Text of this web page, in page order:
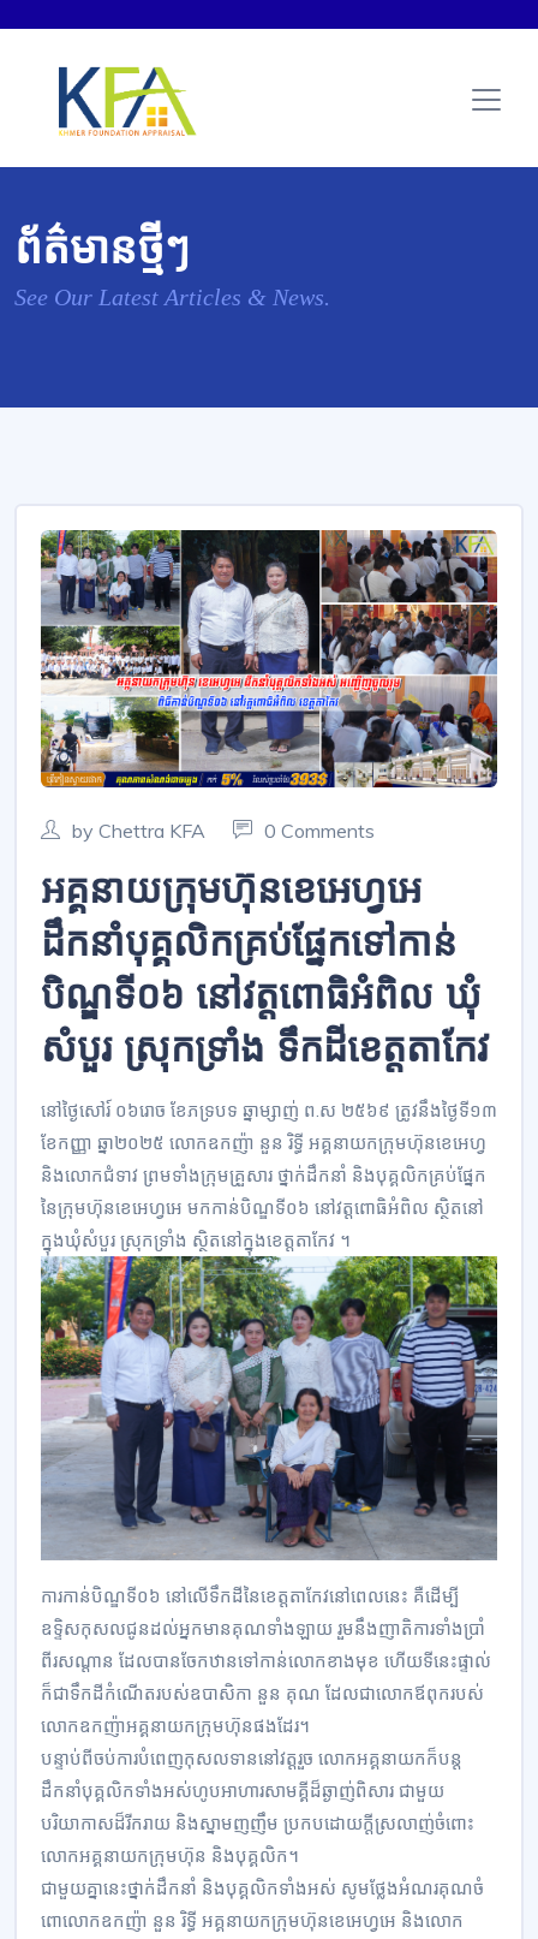
ព័ត៌មានថ្មីៗ
See Our Latest Articles & News.
by Chettra KFA 0 Comments
អគ្គនាយក្រុមហ៊ុនខេអេហ្វអេ
ដឹកនាំបុគ្គលិកគ្រប់ផ្នែកទៅកាន់
បិណ្ឌទី០៦ នៅវត្តពោធិអំពិល ឃុំ
សំបួរ ស្រុកទ្រាំង ទឹកដីខេត្តតាកែវ
នៅថ្ងៃសៅរ៍ ០៦រោច ខែភទ្របទ ឆ្នាម្សាញ់ ព.ស ២៥៦៩ ត្រូវនឹងថ្ងៃទី១៣
ខែកញ្ញា ឆ្នា២០២៥ លោកឧកញ៉ា នួន រិទ្ធី អគ្គនាយកក្រុមហ៊ុនខេអេហ្វ
និងលោកជំទាវ ព្រមទាំងក្រុមគ្រួសារ ថ្នាក់ដឹកនាំ និងបុគ្គលិកគ្រប់ផ្នែក
នៃក្រុមហ៊ុនខេអេហ្វអេ មកកាន់បិណ្ឌទី០៦ នៅវត្តពោធិអំពិល ស្ថិតនៅ
ក្នុងឃុំសំបួរ ស្រុកទ្រាំង ស្ថិតនៅក្នុងខេត្តតាកែវ ។
ការកាន់បិណ្ឌទី០៦ នៅលើទឹកដីនៃខេត្តតាកែវនៅពេលនេះ គឺដើម្បី
ឧទ្ទិសកុសលជូនដល់អ្នកមានគុណទាំងឡាយ រួមនឹងញាតិការទាំងប្រាំ
ពីរសណ្តាន ដែលបានចែកឋានទៅកាន់លោកខាងមុខ ហើយទីនេះផ្ទាល់
ក៏ជាទឹកដីកំណើតរបស់ឧបាសិកា នួន គុណ ដែលជាលោកឪពុករបស់
លោកឧកញ៉ាអគ្គនាយកក្រុមហ៊ុនផងដែរ។
បន្ទាប់ពីចប់ការបំពេញកុសលទាននៅវត្តរួច លោកអគ្គនាយកក៏បន្ត
ដឹកនាំបុគ្គលិកទាំងអស់ហូបអាហារសាមគ្គីដ៏ឆ្ងាញ់ពិសារ ជាមួយ
បរិយាកាសដ៏រីករាយ និងស្នាមញញឹម ប្រកបដោយក្តីស្រលាញ់ចំពោះ
លោកអគ្គនាយកក្រុមហ៊ុន និងបុគ្គលិក។
ជាមួយគ្នានេះថ្នាក់ដឹកនាំ និងបុគ្គលិកទាំងអស់ សូមថ្លែងអំណរគុណចំ
ពោលោកឧកញ៉ា នួន រិទ្ធី អគ្គនាយកក្រុមហ៊ុនខេអេហ្វអេ និងលោក